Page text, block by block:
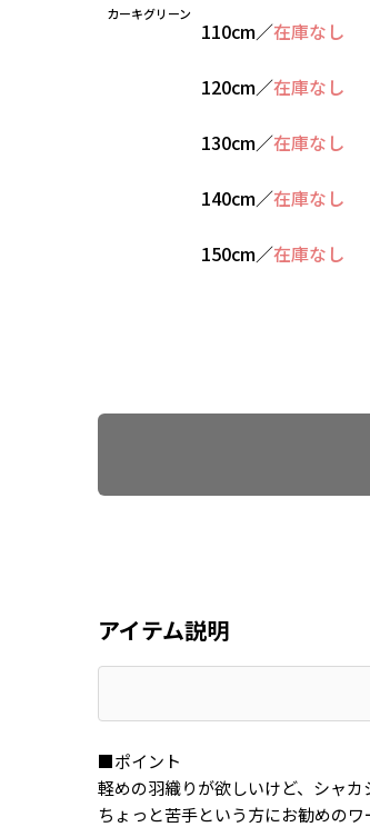
カーキグリーン
110cm／在庫なし
120cm／在庫なし
130cm／在庫なし
140cm／在庫なし
150cm／在庫なし
アイテム説明
■ポイント
軽めの羽織りが欲しいけど、シャ
ちょっと苦手という方にお勧めの